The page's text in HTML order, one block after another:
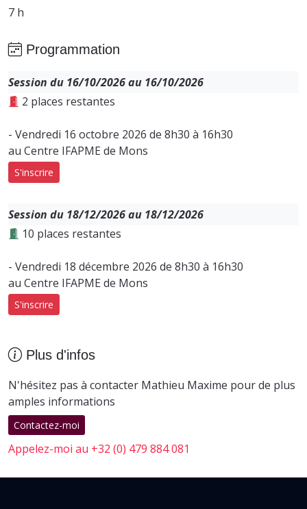
7 h
Programmation
Session du 16/10/2026 au 16/10/2026
2 places restantes
- Vendredi 16 octobre 2026 de 8h30 à 16h30
au Centre IFAPME de Mons
S'inscrire
Session du 18/12/2026 au 18/12/2026
10 places restantes
- Vendredi 18 décembre 2026 de 8h30 à 16h30
au Centre IFAPME de Mons
S'inscrire
Plus d'infos
N'hésitez pas à contacter Mathieu Maxime pour de plus
amples informations
Contactez-moi
Appelez-moi au +32 (0) 479 884 081